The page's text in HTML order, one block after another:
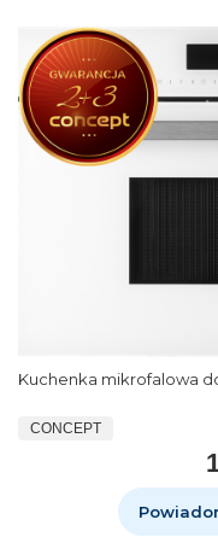
Kuchenka mikrofalowa
CONCEPT